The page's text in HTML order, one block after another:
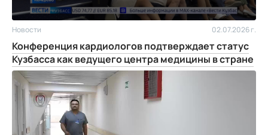
Новости 02.07.2026 г.
Конференция кардиологов подтверждает статус
Кузбасса как ведущего центра медицины в стране